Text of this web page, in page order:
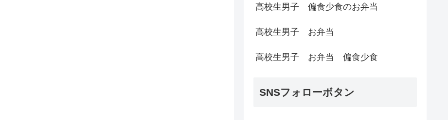
高校生男子 偏食少食のお弁当
高校生男子 お弁当
高校生男子 お弁当 偏食少食
SNSフォローボタン